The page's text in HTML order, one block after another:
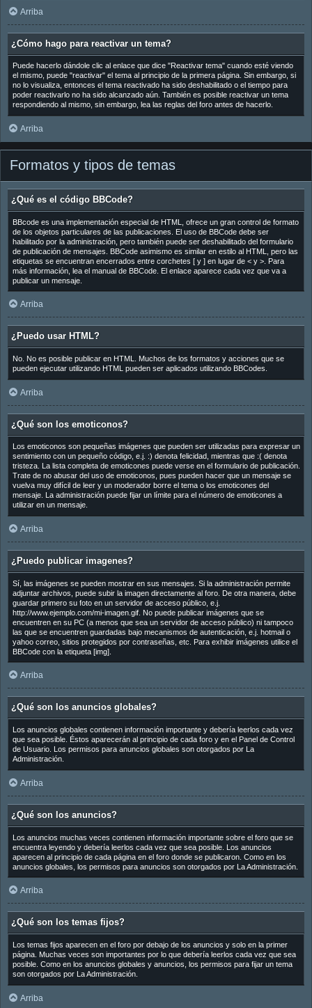
Arriba
¿Cómo hago para reactivar un tema?
Puede hacerlo dándole clic al enlace que dice "Reactivar tema" cuando esté viendo
el mismo, puede "reactivar" el tema al principio de la primera página. Sin embargo, si
no lo visualiza, entonces el tema reactivado ha sido deshabilitado o el tiempo para
poder reactivarlo no ha sido alcanzado aún. También es posible reactivar un tema
respondiendo al mismo, sin embargo, lea las reglas del foro antes de hacerlo.
Arriba
Formatos y tipos de temas
¿Qué es el código BBCode?
BBcode es una implementación especial de HTML, ofrece un gran control de formato
de los objetos particulares de las publicaciones. El uso de BBCode debe ser
habilitado por la administración, pero también puede ser deshabilitado del formulario
de publicación de mensajes. BBCode asimismo es similar en estilo al HTML, pero las
etiquetas se encuentran encerrados entre corchetes [ y ] en lugar de < y >. Para
más información, lea el manual de BBCode. El enlace aparece cada vez que va a
publicar un mensaje.
Arriba
¿Puedo usar HTML?
No. No es posible publicar en HTML. Muchos de los formatos y acciones que se
pueden ejecutar utilizando HTML pueden ser aplicados utilizando BBCodes.
Arriba
¿Qué son los emoticonos?
Los emoticonos son pequeñas imágenes que pueden ser utilizadas para expresar un
sentimiento con un pequeño código, e.j. :) denota felicidad, mientras que :( denota
tristeza. La lista completa de emoticones puede verse en el formulario de publicación.
Trate de no abusar del uso de emoticonos, pues pueden hacer que un mensaje se
vuelva muy difícil de leer y un moderador borre el tema o los emoticones del
mensaje. La administración puede fijar un límite para el número de emoticones a
utilizar en un mensaje.
Arriba
¿Puedo publicar imagenes?
Sí, las imágenes se pueden mostrar en sus mensajes. Si la administración permite
adjuntar archivos, puede subir la imagen directamente al foro. De otra manera, debe
guardar primero su foto en un servidor de acceso público, e.j.
http://www.ejemplo.com/mi-imagen.gif. No puede publicar imágenes que se
encuentren en su PC (a menos que sea un servidor de acceso público) ni tampoco
las que se encuentren guardadas bajo mecanismos de autenticación, e.j. hotmail o
yahoo correo, sitios protegidos por contraseñas, etc. Para exhibir imágenes utilice el
BBCode con la etiqueta [img].
Arriba
¿Qué son los anuncios globales?
Los anuncios globales contienen información importante y debería leerlos cada vez
que sea posible. Éstos aparecerán al principio de cada foro y en el Panel de Control
de Usuario. Los permisos para anuncios globales son otorgados por La
Administración.
Arriba
¿Qué son los anuncios?
Los anuncios muchas veces contienen información importante sobre el foro que se
encuentra leyendo y debería leerlos cada vez que sea posible. Los anuncios
aparecen al principio de cada página en el foro donde se publicaron. Como en los
anuncios globales, los permisos para anuncios son otorgados por La Administración.
Arriba
¿Qué son los temas fijos?
Los temas fijos aparecen en el foro por debajo de los anuncios y solo en la primer
página. Muchas veces son importantes por lo que debería leerlos cada vez que sea
posible. Como en los anuncios globales y anuncios, los permisos para fijar un tema
son otorgados por La Administración.
Arriba